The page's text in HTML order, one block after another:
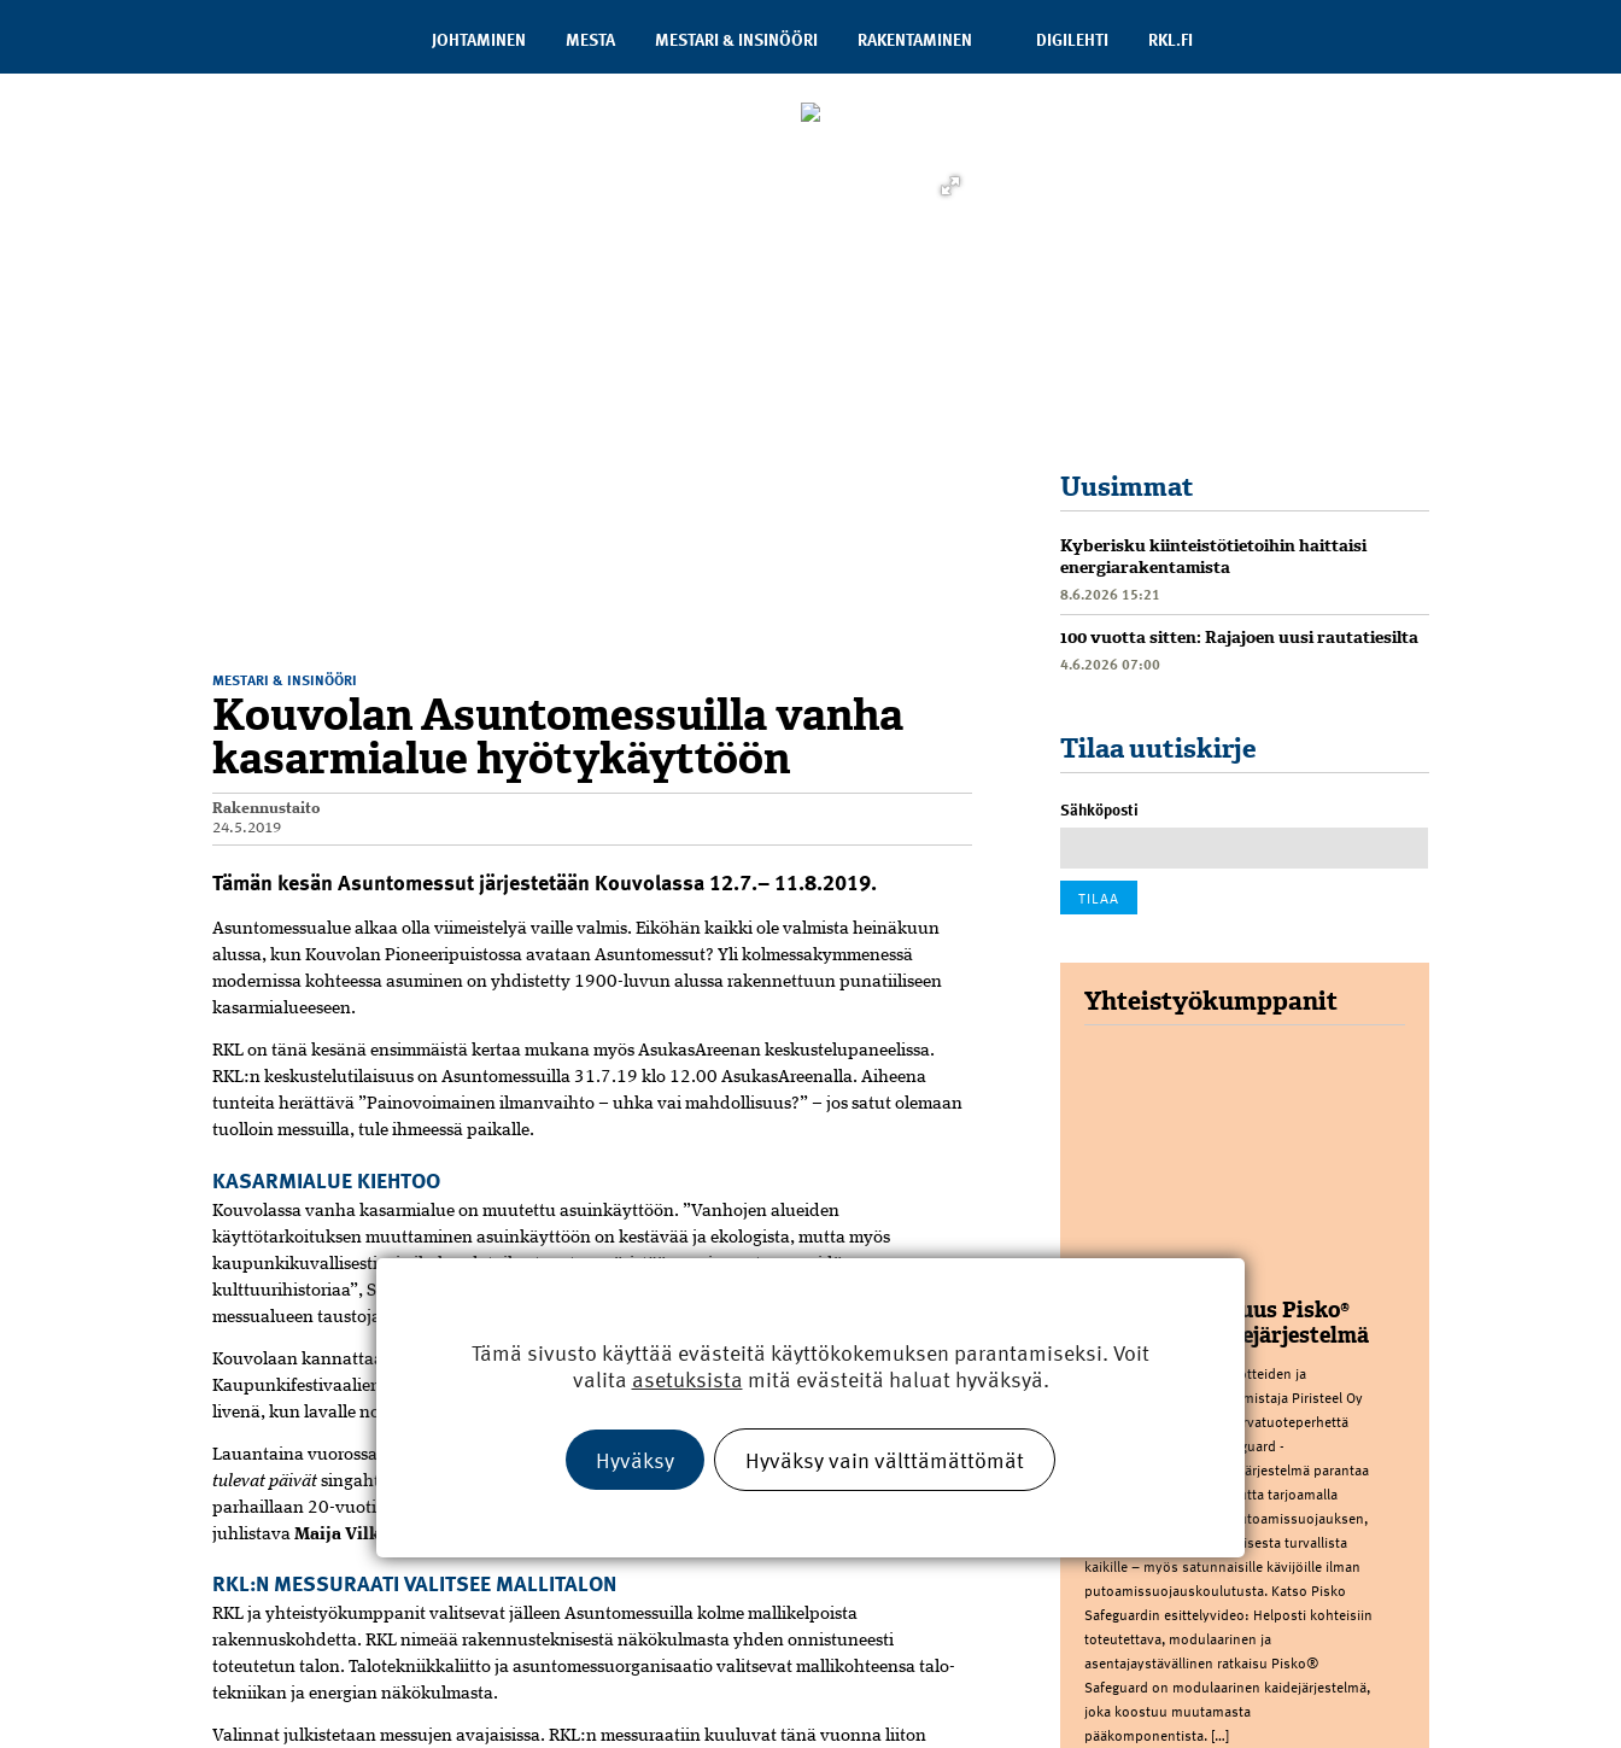
JOHTAMINEN MESTA MESTARI & INSINÖÖRI RAKENTAMINEN DIGILEHTI RKL.FI
MESTARI & INSINÖÖRI
Kouvolan Asuntomessuilla vanha
kasarmialue hyötykäyttöön
Rakennustaito
24.5.2019
Tämän kesän Asuntomessut järjestetään Kouvolassa 12.7.– 11.8.2019.
Asuntomessualue alkaa olla viimeistelyä vaille valmis. Eiköhän kaikki ole valmista heinäkuun
alussa, kun Kouvolan Pioneeripuistossa avataan Asuntomessut? Yli kolmessakymmenessä
modernissa kohteessa asuminen on yhdistetty 1900-luvun alussa rakennettuun punatiiliseen
kasarmialueeseen.
RKL on tänä kesänä ensimmäistä kertaa mukana myös AsukasAreenan keskustelupaneelissa.
RKL:n keskustelutilaisuus on Asuntomessuilla 31.7.19 klo 12.00 AsukasAreenalla. Aiheena
tunteita herättävä ”Painovoimainen ilmanvaihto – uhka vai mahdollisuus?” – jos satut olemaan
tuolloin messuilla, tule ihmeessä paikalle.
KASARMIALUE KIEHTOO
Kouvolassa vanha kasarmialue on muutettu asuinkäyttöön. ”Vanhojen alueiden
käyttötarkoituksen muuttaminen asuinkäyttöön on kestävää ja ekologista, mutta myös
kaupunkikuvallisesti eri aikakaudet rikastavat ympäristöämme ja ovat osa meidän
kulttuurihistoriaa”, Suomen Asuntomessujen toimitusjohtaja
messualueen taustoja.
Kouvolaan kannattaa mennä muutenkin. Messujen aikaan on kaksi iskelmäntäytteistä kesäiltaa.
Kaupunkifestivaalien aikaan 2.– 3.8. – vierailijalla on mahdollisuus nähdä kaksi suosikkiartistia
livenä, kun lavalle nousevat
Lauantaina vuorossa ovat Iskelmä­-Kesän toiveartistitLauri Tähkä , jonka uutuusalbumiMeidän
tulevat päivät singahti suoraan Suomen albumilistan kärkeen ja Laura Voutilainen
parhaillaan 20-vuotista soolouraansa keikoilla ja kokoomalevyllä
juhlistavaMaija Vilkkumaa
RKL:N MESSURAATI VALITSEE MALLITALON
RKL ja yhteistyökumppanit valitsevat jälleen Asuntomessuilla kolme malli­kelpoista
rakennuskohdetta. RKL nimeää rakennusteknisestä näkö­kulmasta yhden onnistuneesti
toteutetun talon. Talotekniikka­liitto ja asuntomessu­organisaatio valitsevat mallikohteensa talo­
tekniikan ja energian näkökulmasta.
Valinnat julkistetaan messujen avajaisissa. RKL:n messuraatiin kuuluvat tänä vuonna liiton
Uusimmat
Kyberisku kiinteistötietoihin haittaisi
energiarakentamista
8.6.2026 15:21
100 vuotta sitten: Rajajoen uusi rautatiesilta
4.6.2026 07:00
Tilaa uutiskirje
Sähköposti
Yhteistyökumppanit
Kattoturvauutuus Pisko®
Safeguard kaidejärjestelmä
Kotimainen kattoturvatuotteiden ja
sadevesijärjestelmien valmistaja Piristeel Oy
laajentaa Pisko®-kattoturvatuoteperhettä
uutuudella: Pisko® Safeguard -
kaidejärjestelmällä. Uusi järjestelmä parantaa
kattojen käyttöturvallisuutta tarjoamalla
pysyvän ja passiivisen putoamissuojauksen,
joka tekee katolla liikkumisesta turvallista
kaikille – myös satunnaisille kävijöille ilman
putoamissuojauskoulutusta. Katso Pisko
Safeguardin esittelyvideo: Helposti kohteisiin
toteutettava, modulaarinen ja
asentajaystävällinen ratkaisu Pisko®
Safeguard on modulaarinen kaidejärjestelmä,
joka koostuu muutamasta
pääkomponentista. […]
Tämä sivusto käyttää evästeitä käyttökokemuksen parantamiseksi. Voit
valita asetuksista mitä evästeitä haluat hyväksyä.
Hyväksy Hyväksy vain välttämättömät